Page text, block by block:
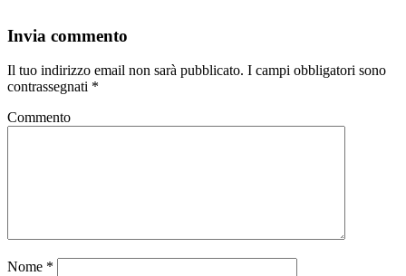
Invia commento
Il tuo indirizzo email non sarà pubblicato. I campi obbligatori sono
contrassegnati *
Commento
Nome *